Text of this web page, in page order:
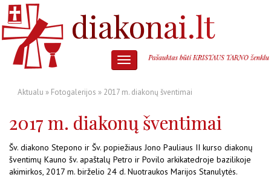
Aktualu » Fotogalerijos » 2017 m. diakonų šventimai
2017 m. diakonų šventimai
Šv. diakono Stepono ir Šv. popiežiaus Jono Pauliaus II kurso diakonų
šventimų Kauno šv. apaštalų Petro ir Povilo arkikatedroje bazilikoje
akimirkos, 2017 m. birželio 24 d. Nuotraukos Marijos Stanulytės.